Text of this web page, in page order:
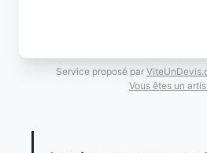
Service proposé par
Vous êtes un